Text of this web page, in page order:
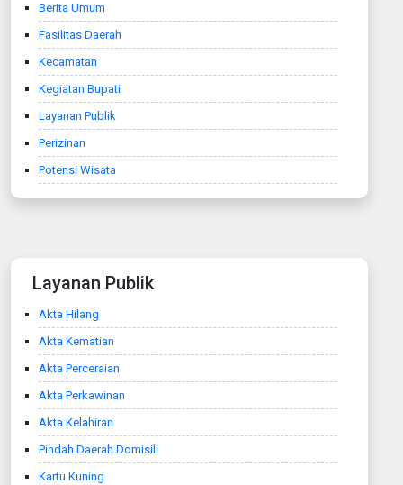
Berita Umum
Fasilitas Daerah
Kecamatan
Kegiatan Bupati
Layanan Publik
Perizinan
Potensi Wisata
Layanan Publik
Akta Hilang
Akta Kematian
Akta Perceraian
Akta Perkawinan
Akta Kelahiran
Pindah Daerah Domisili
Kartu Kuning